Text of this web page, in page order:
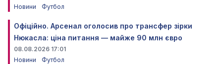
Новини
Футбол
Офіційно. Арсенал оголосив про трансфер зірки
Нюкасла: ціна питання — майже 90 млн євро
08.08.2026 17:01
Новини
Футбол